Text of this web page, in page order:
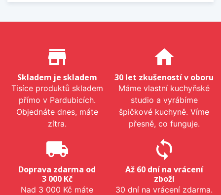
Proč nakupovat u nás?
store_mall_directory
Skladem je skladem
Tisíce produktů skladem
přímo v Pardubicích.
Objednáte dnes, máte
zítra.
home
30 let zkušeností v oboru
Máme vlastní kuchyňské
studio a vyrábíme
špičkové kuchyně. Víme
přesně, co funguje.
local_shipping
Doprava zdarma od
3 000 Kč
Nad 3 000 Kč máte
sync
Až 60 dní na vrácení
zboží
30 dní na vrácení zdarma.